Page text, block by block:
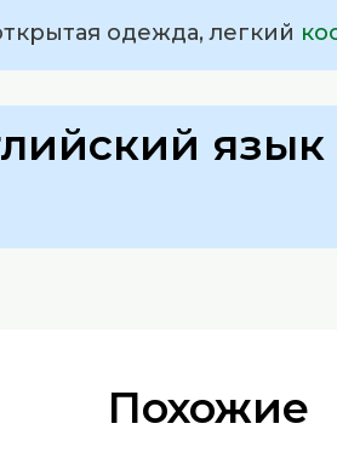
одежда, легкий
язык
Похожие